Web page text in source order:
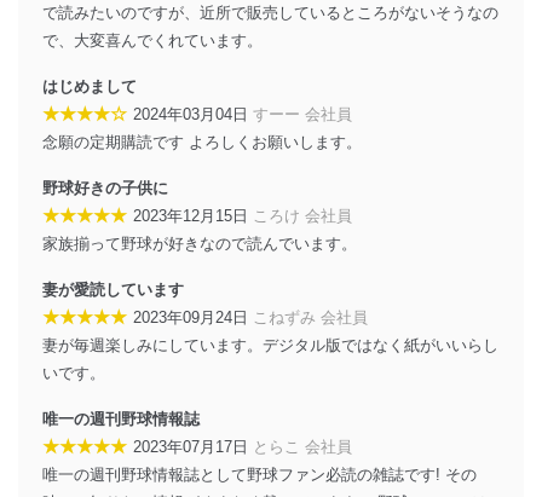
アクセス者の識別と認証
機器に標準装備されているユーザー制御機能（ユ
ベース等を取り扱う情報システムを使用する従業
者を識別・認証しています。
外部からの不正アクセス等の防止
システムを最新の状態に保持しています。
個人データを取り扱う機器等にセキュリティ対策
ソフトウェア等を導入し、自動更新 機能等の活用
情報システムの使用に伴う漏洩等の防止
メール等により個人データの含まれるファイルを
送信する場合に、当該ファイルへのパスワードを
個人情報保護マネジメントシステムの継続的改善
当社は、内部監査及びマネジメントレビューの機会を通
じて、個人情報保護マネジメントシステムを継続的に改
で読みたいのですが、近所で販売しているところがないそうなの
で、大変喜んでくれています。
はじめまして
★★★★☆ 2024年03月04日 すーー 会社員
念願の定期購読です よろしくお願いします。
野球好きの子供に
★★★★★ 2023年12月15日
ころけ 会社員
家族揃って野球が好きなので読んでいます。
妻が愛読しています
★★★★★ 2023年09月24日
こねずみ 会社員
妻が毎週楽しみにしています。デジタル版ではなく紙がいいらし
いです。
唯一の週刊野球情報誌
★★★★★ 2023年07月17日 とらこ 会社員
唯一の週刊野球情報誌として野球ファン必読の雑誌です! その